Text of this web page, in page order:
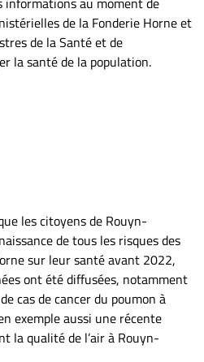
de la Fonderie Horne et
de la Santé et de
la santé de la population.
les citoyens de Rouyn-
de tous les risques des
sur leur santé avant 2022,
ont été diffusées, notamment
cas de cancer du poumon à
exemple aussi une récente
la qualité de l’air à Rouyn-